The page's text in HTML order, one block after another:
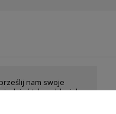
nam swoje
tak szybko jak